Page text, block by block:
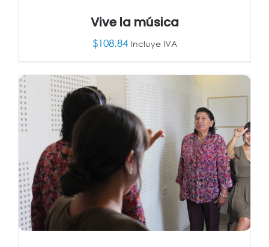
AÑADIR AL CARRITO
Vive la música
$108.84 Incluye IVA